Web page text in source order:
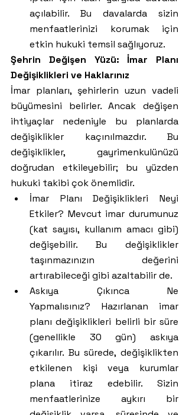
açılabilir. Bu davalarda sizin
menfaatlerinizi korumak için
etkin hukuki temsil sağlıyoruz.
Şehrin Değişen Yüzü: İmar Planı
Değişiklikleri ve Haklarınız
İmar planları, şehirlerin uzun vadeli
büyümesini belirler. Ancak değişen
ihtiyaçlar nedeniyle bu planlarda
değişiklikler kaçınılmazdır. Bu
değişiklikler, gayrimenkulünüzü
doğrudan etkileyebilir; bu yüzden
hukuki takibi çok önemlidir.
İmar Planı Değişiklikleri Neyi
Etkiler? Mevcut imar durumunuz
(kat sayısı, kullanım amacı gibi)
değişebilir. Bu değişiklikler
taşınmazınızın değerini
artırabileceği gibi azaltabilir de.
Askıya Çıkınca Ne
Yapmalısınız? Hazırlanan imar
planı değişiklikleri belirli bir süre
(genellikle 30 gün) askıya
çıkarılır. Bu sürede, değişiklikten
etkilenen kişi veya kurumlar
plana itiraz edebilir. Sizin
menfaatlerinize aykırı bir